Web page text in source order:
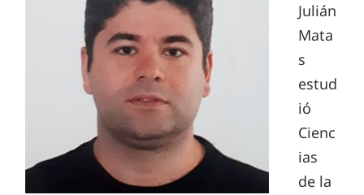
Julián
Mata
s
estud
ió
Cienc
ias
de la